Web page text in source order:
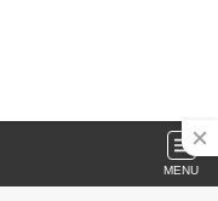
MENU